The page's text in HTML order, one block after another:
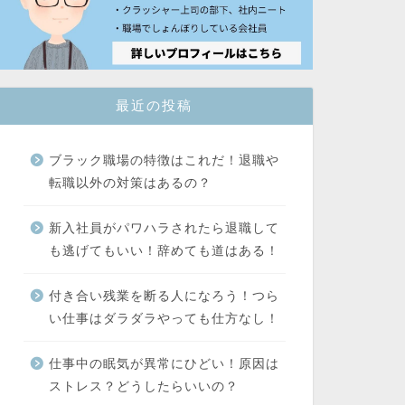
最近の投稿
ブラック職場の特徴はこれだ！退職や
転職以外の対策はあるの？
新入社員がパワハラされたら退職して
も逃げてもいい！辞めても道はある！
付き合い残業を断る人になろう！つら
い仕事はダラダラやっても仕方なし！
仕事中の眠気が異常にひどい！原因は
ストレス？どうしたらいいの？